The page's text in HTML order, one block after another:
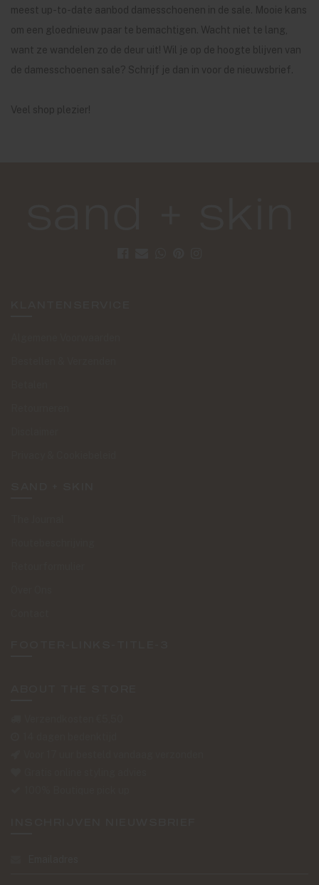
meest up-to-date aanbod damesschoenen in de sale. Mooie kans
om een gloednieuw paar te bemachtigen. Wacht niet te lang,
want ze wandelen zo de deur uit! Wil je op de hoogte blijven van
de damesschoenen sale? Schrijf je dan in voor de nieuwsbrief.
Veel shop plezier!